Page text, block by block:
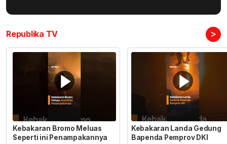
Republika TV >
Kebakaran Bromo Meluas
Seperti ini Penampakannya
Kebakaran Landa Gedung
Bapenda Pemprov DKI